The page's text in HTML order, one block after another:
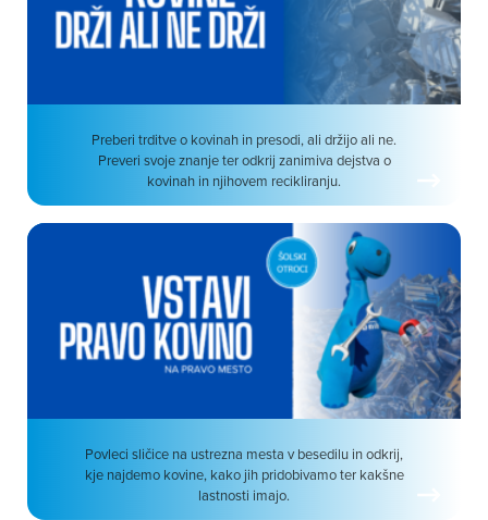
Preberi trditve o kovinah in presodi, ali držijo ali ne.
Preveri svoje znanje ter odkrij zanimiva dejstva o
kovinah in njihovem recikliranju.
Povleci sličice na ustrezna mesta v besedilu in odkrij,
kje najdemo kovine, kako jih pridobivamo ter kakšne
lastnosti imajo.